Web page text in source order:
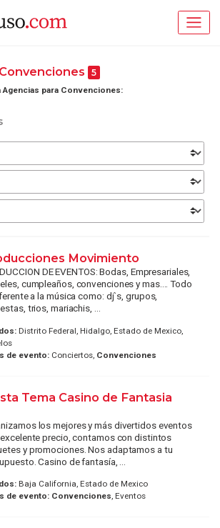
5
Agencias para Convenciones:
Movimiento
DE EVENTOS: Bodas, Empresariales,
cumpleaños, convenciones y mas.... Todo
a la música como: dj`s, grupos,
trios, mariachis, ...
Distrito Federal, Hidalgo, Estado de Mexico,
de evento:Conciertos, Convenciones
Tema Casino de Fantasia
los mejores y más divertidos eventos
excelente precio, contamos con distintos
y promociones. Nos adaptamos a tu
Casino de fantasía, ...
Baja California, Estado de Mexico
de evento: Convenciones, Eventos